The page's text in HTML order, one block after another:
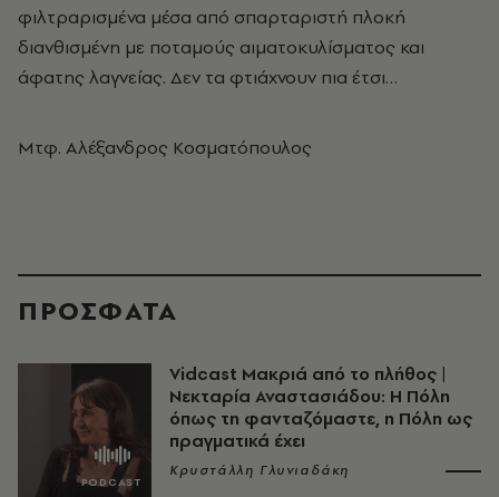
φιλτραρισμένα μέσα από σπαρταριστή πλοκή
διανθισμένη με ποταμούς αιματοκυλίσματος και
άφατης λαγνείας. Δεν τα φτιάχνουν πια έτσι…
Μτφ. Αλέξανδρος Κοσματόπουλος
ΠΡΟΣΦΑΤΑ
Vidcast Μακριά από το πλήθος |
Νεκταρία Αναστασιάδου: Η Πόλη
όπως τη φανταζόμαστε, η Πόλη ως
πραγματικά έχει
Κρυστάλλη Γλυνιαδάκη